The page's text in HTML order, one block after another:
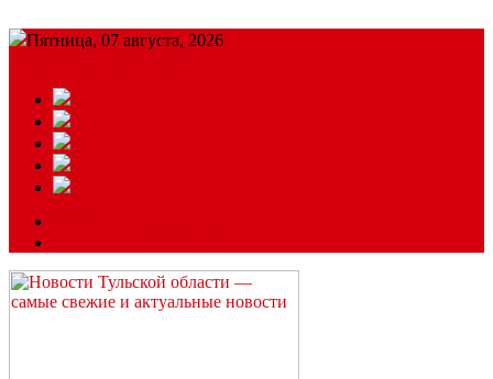
Пятница, 07 августа, 2026